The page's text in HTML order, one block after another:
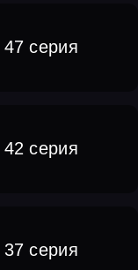
47 серия
42 серия
37 серия